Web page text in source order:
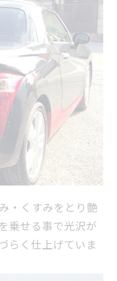
・くすみをとり艶
乗せる事で光沢が
らく仕上げていま